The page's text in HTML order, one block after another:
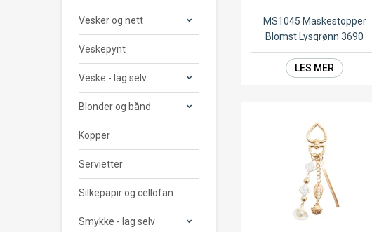
Vesker og nett
Veskepynt
Veske - lag selv
Blonder og bånd
Kopper
Servietter
Silkepapir og cellofan
Smykke - lag selv
MS1045 Maskestopper
Blomst Lysgrønn 3690
LES MER